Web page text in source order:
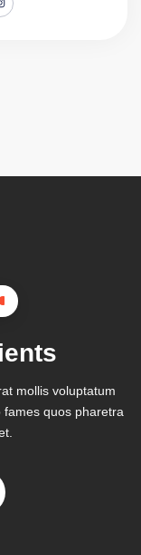
mollis voluptatum
quos pharetra